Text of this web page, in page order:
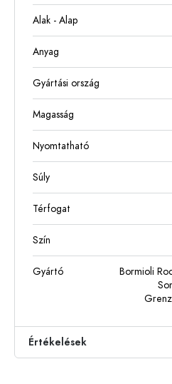
Alak - Alap
Anyag
Gyártási ország
Magasság
Nyomtatható
Súly
Térfogat
Szín
Gyártó
Bormioli
Értékelések